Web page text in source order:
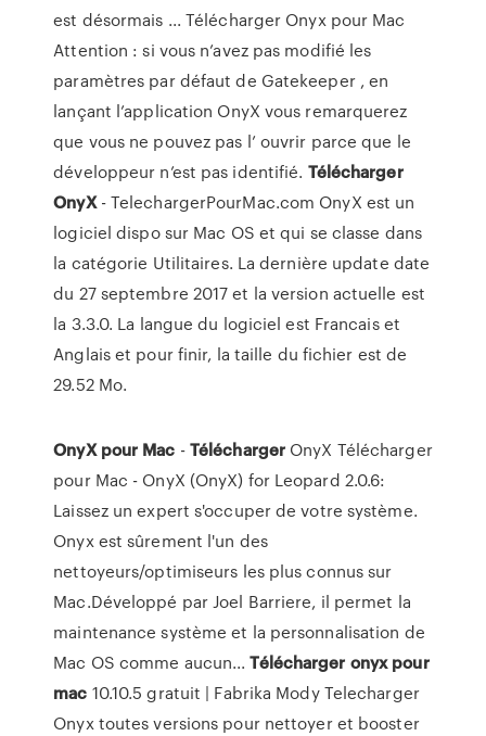
est désormais ... Télécharger Onyx pour Mac
Attention : si vous n’avez pas modifié les
paramètres par défaut de Gatekeeper , en
lançant l’application OnyX vous remarquerez
que vous ne pouvez pas l’ ouvrir parce que le
développeur n’est pas identifié. Télécharger
OnyX- TelechargerPourMac.com OnyX est un
logiciel dispo sur Mac OS et qui se classe dans
la catégorie Utilitaires. La dernière update date
du 27 septembre 2017 et la version actuelle est
la 3.3.0. La langue du logiciel est Francais et
Anglais et pour finir, la taille du fichier est de
29.52 Mo.
OnyX pour Mac -Télécharger OnyX Télécharger
pour Mac - OnyX (OnyX) for Leopard 2.0.6:
Laissez un expert s'occuper de votre système.
Onyx est sûrement l'un des
nettoyeurs/optimiseurs les plus connus sur
Mac.Développé par Joel Barriere, il permet la
maintenance système et la personnalisation de
Mac OS comme aucun...Télécharger onyx pour
mac 10.10.5 gratuit | Fabrika Mody Telecharger
Onyx toutes versions pour nettoyer et booster